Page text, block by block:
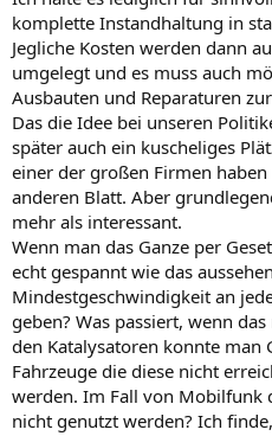
komplette Instandhaltung in
Jegliche Kosten werden dann
umgelegt und es muss auch
Ausbauten und Reparaturen
Das die Idee bei unseren
später auch ein kuscheliges
einer der großen Firmen
anderen Blatt. Aber
mehr als interessant.
Wenn man das Ganze per
echt gespannt wie das
Mindestgeschwindigkeit an
geben? Was passiert, wenn
den Katalysatoren konnte man
Fahrzeuge die diese nicht
werden. Im Fall von Mobilfunk
nicht genutzt werden? Ich